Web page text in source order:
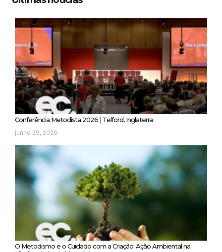
Conferência Metodista 2026 | Telford, Inglaterra
junho 29, 2026
O Metodismo e o Cuidado com a Criação: Ação Ambiental na